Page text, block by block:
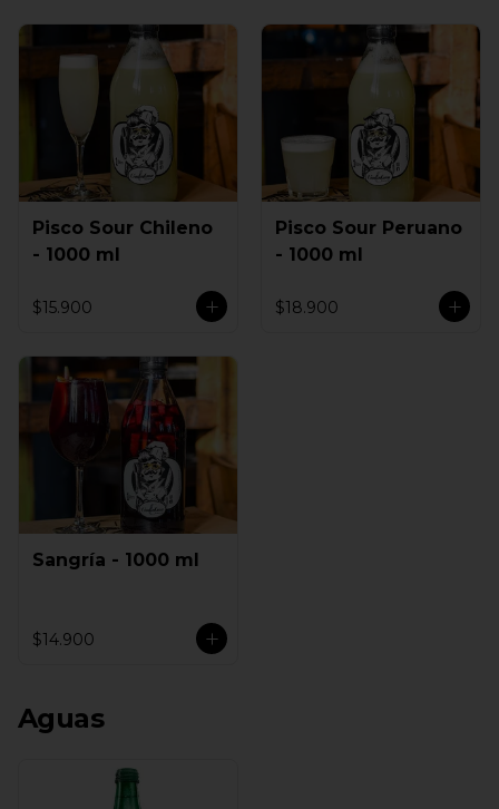
Pisco Sour Chileno
- 1000 ml
$15.900
Pisco Sour Peruano
- 1000 ml
$18.900
Sangría - 1000 ml
$14.900
Aguas